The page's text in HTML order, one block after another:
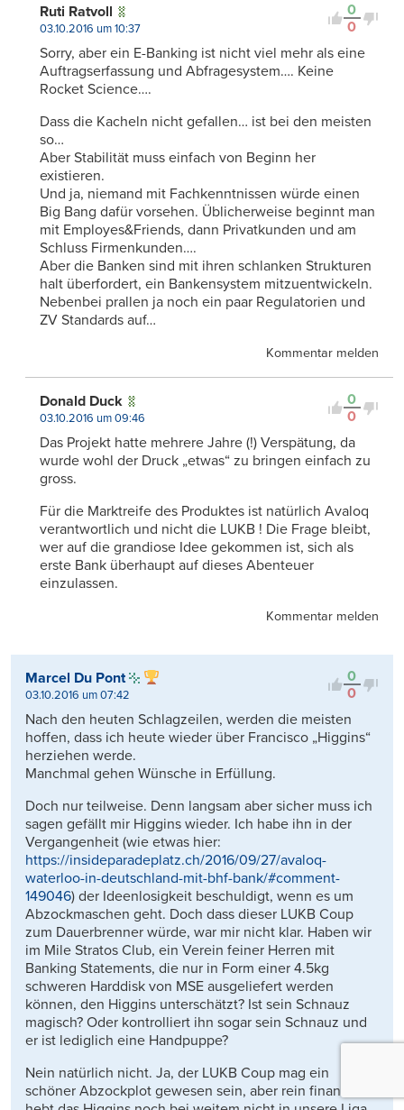
0
0
Ruti Ratvoll
03.10.2016 um 10:37
Sorry, aber ein E-Banking ist nicht viel mehr als eine
Auftragserfassung und Abfragesystem…. Keine
Rocket Science….
Dass die Kacheln nicht gefallen… ist bei den meisten
so…
Aber Stabilität muss einfach von Beginn her
existieren.
Und ja, niemand mit Fachkenntnissen würde einen
Big Bang dafür vorsehen. Üblicherweise beginnt man
mit Employes&Friends, dann Privatkunden und am
Schluss Firmenkunden….
Aber die Banken sind mit ihren schlanken Strukturen
halt überfordert, ein Bankensystem mitzuentwickeln.
Nebenbei prallen ja noch ein paar Regulatorien und
ZV Standards auf…
Kommentar melden
0
0
Donald Duck
03.10.2016 um 09:46
Das Projekt hatte mehrere Jahre (!) Verspätung, da
wurde wohl der Druck „etwas“ zu bringen einfach zu
gross.
Für die Marktreife des Produktes ist natürlich Avaloq
verantwortlich und nicht die LUKB ! Die Frage bleibt,
wer auf die grandiose Idee gekommen ist, sich als
erste Bank überhaupt auf dieses Abenteuer
einzulassen.
Kommentar melden
0
0
Marcel Du Pont
03.10.2016 um 07:42
Nach den heuten Schlagzeilen, werden die meisten
hoffen, dass ich heute wieder über Francisco „Higgins“
herziehen werde.
Manchmal gehen Wünsche in Erfüllung.
Doch nur teilweise. Denn langsam aber sicher muss ich
sagen gefällt mir Higgins wieder. Ich habe ihn in der
Vergangenheit (wie etwas hier:
https://insideparadeplatz.ch/2016/09/27/avaloq-
waterloo-in-deutschland-mit-bhf-bank/#comment-
149046) der Ideenlosigkeit beschuldigt, wenn es um
Abzockmaschen geht. Doch dass dieser LUKB Coup
zum Dauerbrenner würde, war mir nicht klar. Haben wir
im Mile Stratos Club, ein Verein feiner Herren mit
Banking Statements, die nur in Form einer 4.5kg
schweren Harddisk von MSE ausgeliefert werden
können, den Higgins unterschätzt? Ist sein Schnauz
magisch? Oder kontrolliert ihn sogar sein Schnauz und
er ist lediglich eine Handpuppe?
Nein natürlich nicht. Ja, der LUKB Coup mag ein
schöner Abzockplot gewesen sein, aber rein finanziell